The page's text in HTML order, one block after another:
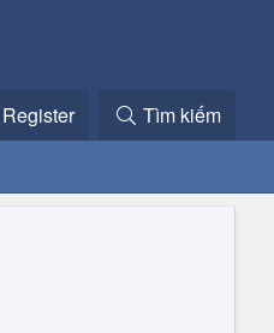
Register Tìm kiếm